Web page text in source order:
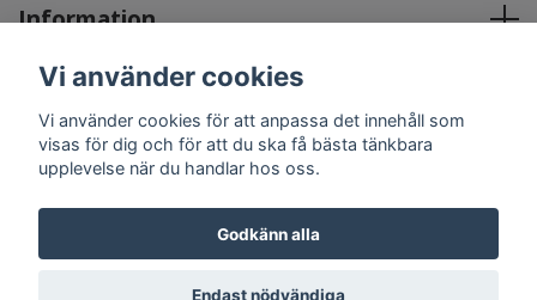
Information
Sociala medier
© 2026 Englavingar Lymfhälsa & FriskvårdPowered by
Quickbutik
Vi använder cookies
Vi använder cookies för att anpassa det innehåll som
visas för dig och för att du ska få bästa tänkbara
upplevelse när du handlar hos oss.
Godkänn alla
Endast nödvändiga